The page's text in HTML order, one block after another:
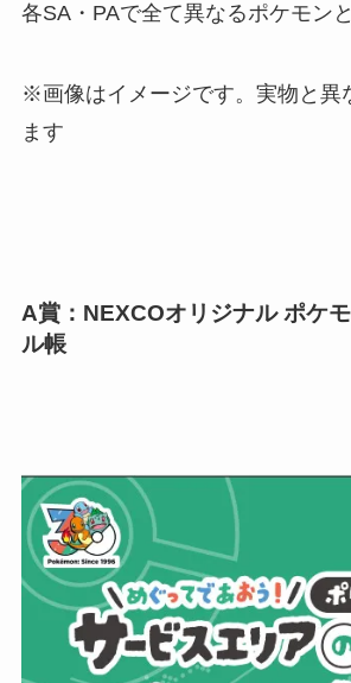
各SA・PAで全て異なるポケモン
※画像はイメージです。実物と異
ます
A賞：NEXCOオリジナル ポケ
ル帳